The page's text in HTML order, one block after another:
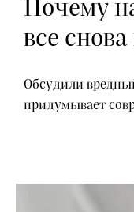
Почему
все
Обсудили
придумывает